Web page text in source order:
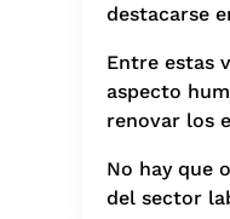
destacarse
Entre estas
aspecto
renovar los
No hay que
del sector